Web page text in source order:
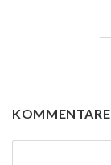
KOMMENTARE